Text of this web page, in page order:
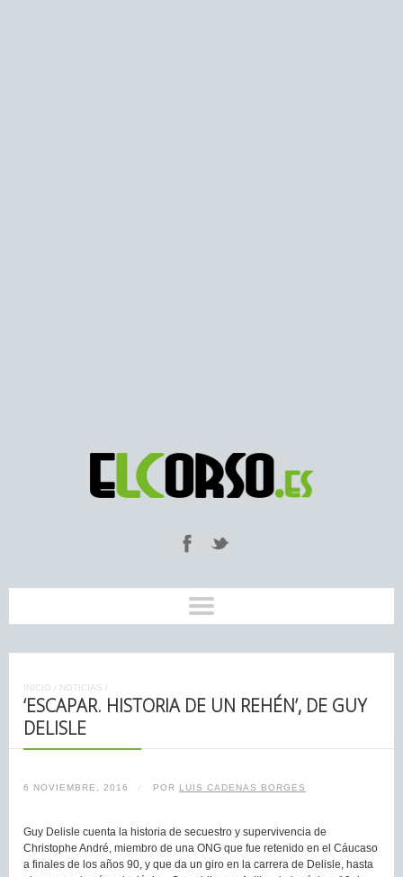
INICIO / NOTICIAS /
‘ESCAPAR. HISTORIA DE UN REHÉN’, DE GUY
DELISLE
6 NOVIEMBRE, 2016 / POR LUIS CADENAS BORGES
Guy Delisle cuenta la historia de secuestro y supervivencia de
Christophe André, miembro de una ONG que fue retenido en el Cáucaso
a finales de los años 90, y que da un giro en la carrera de Delisle, hasta